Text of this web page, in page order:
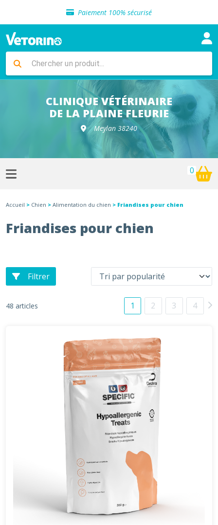
Paiement 100% sécurisé
Livraison gratuite en clinique vétérinaire
Sélection de croquettes vétérinaire
Livraison gratuite en clinique vétérinaire
Retour gratuit en clinique
Sélection de croquettes vétérinaire
CLINIQUE VÉTÉRINAIRE
DE LA PLAINE FLEURIE
Meylan 38240
0
Accueil > Chien > Alimentation du chien > Friandises pour chien
Friandises pour chien
Filtrer
48 articles 1 2 3 4